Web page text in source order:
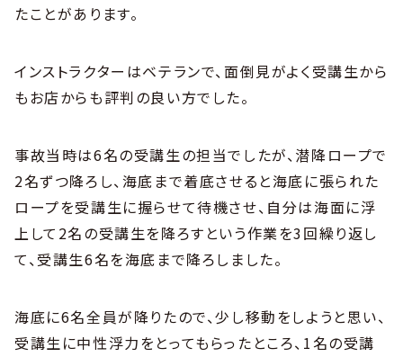
たことがあります。
インストラクターはベテランで、面倒見がよく受講生から
もお店からも評判の良い方でした。
事故当時は6名の受講生の担当でしたが、潜降ロープで
2名ずつ降ろし、海底まで着底させると海底に張られた
ロープを受講生に握らせて待機させ、自分は海面に浮
上して2名の受講生を降ろすという作業を3回繰り返し
て、受講生6名を海底まで降ろしました。
海底に6名全員が降りたので、少し移動をしようと思い、
受講生に中性浮力をとってもらったところ、1名の受講